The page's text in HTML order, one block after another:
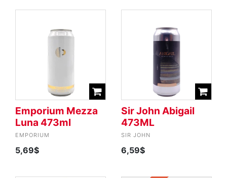
Emporium Mezza
Luna 473ml
EMPORIUM
5,69$
Sir John Abigail
473ML
SIR JOHN
6,59$